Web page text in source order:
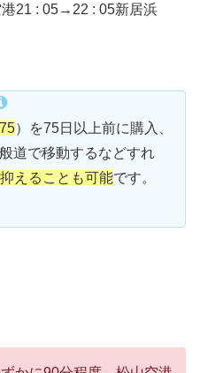
21 : 05→22 : 05新居浜
）を75日以上前に購入、
道で移動するなどすれ
えることも可能です。